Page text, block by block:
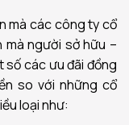
mà các công ty cổ
người sở hữu –
số các ưu đãi đồng
so với những cổ
loại như: